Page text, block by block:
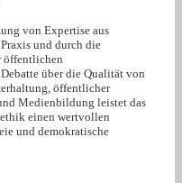
von Expertise aus
und durch die
öffentlichen
über die Qualität von
öffentlicher
Medienbildung leistet das
einen wertvollen
und demokratische